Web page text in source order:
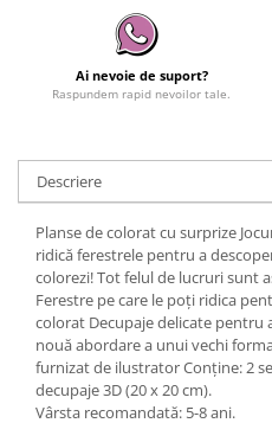
Ai nevoie de suport?
Raspundem rapid nevoilor tale.
Descriere
Planse de colorat cu surprize
ridică ferestrele pentru a
colorezi! Tot felul de lucruri sunt
Ferestre pe care le poți ridica
colorat Decupaje delicate pentru
nouă abordare a unui vechi
furnizat de ilustrator Conține: 2
decupaje 3D (20 x 20 cm).
Vârsta recomandată: 5-8 ani.